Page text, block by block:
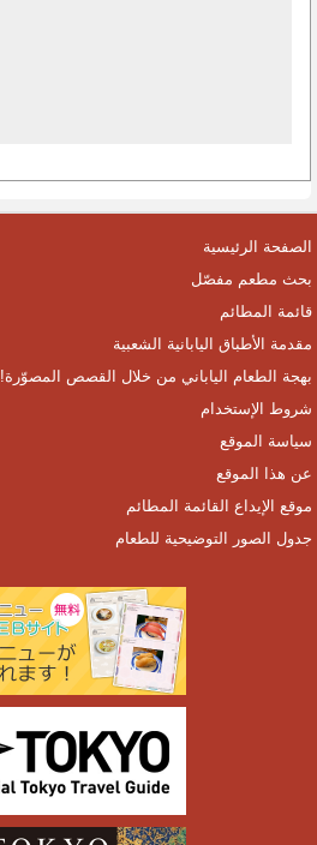
الصفحة الرئيسية
بحث مطعم مفصّل
قائمة المطائم
مقدمة الأطباق اليابانية الشعبية
بهجة الطعام الياباني من خلال القصص المصوّرة!
شروط الإستخدام
سياسة الموقع
عن هذا الموقع
موقع الإيداع القائمة المطائم
جدول الصور التوضيحية للطعام